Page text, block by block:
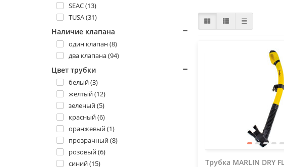
SEAC (13)
TUSA (31)
Наличие клапана
один клапан (8)
два клапана (94)
Цвет трубки
белый (3)
желтый (12)
зеленый (5)
красный (6)
оранжевый (1)
прозрачный (8)
розовый (6)
синий (15)
Трубка MARLIN DRY